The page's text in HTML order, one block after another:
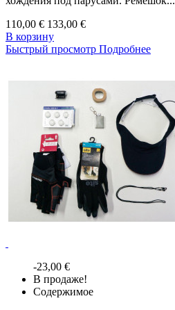
110,00 € 133,00 €
В корзину
Быстрый просмотр Подробнее
-23,00 €
В продаже!
Содержимое